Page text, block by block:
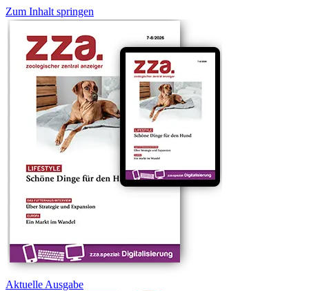
Zum Inhalt springen
Aktuelle Ausgabe